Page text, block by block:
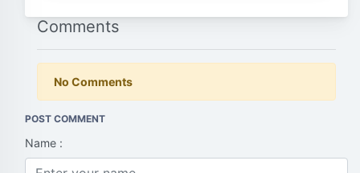
Comments
No Comments
POST COMMENT
Name :